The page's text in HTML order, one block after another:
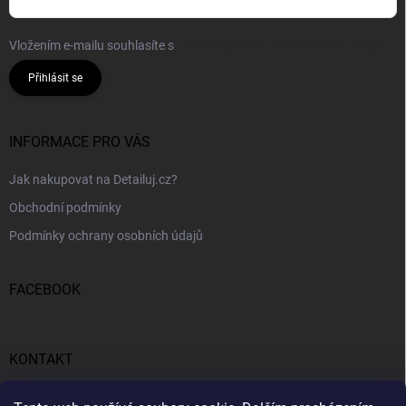
Vložením e-mailu souhlasíte s
Přihlásit se
INFORMACE PRO VÁS
Jak nakupovat na Detailuj.cz?
Obchodní podmínky
Podmínky ochrany osobních údajů
FACEBOOK
KONTAKT
gunar detailuj.cz